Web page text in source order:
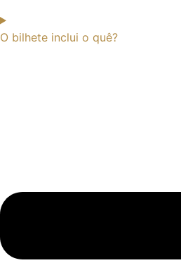
O bilhete inclui o quê?